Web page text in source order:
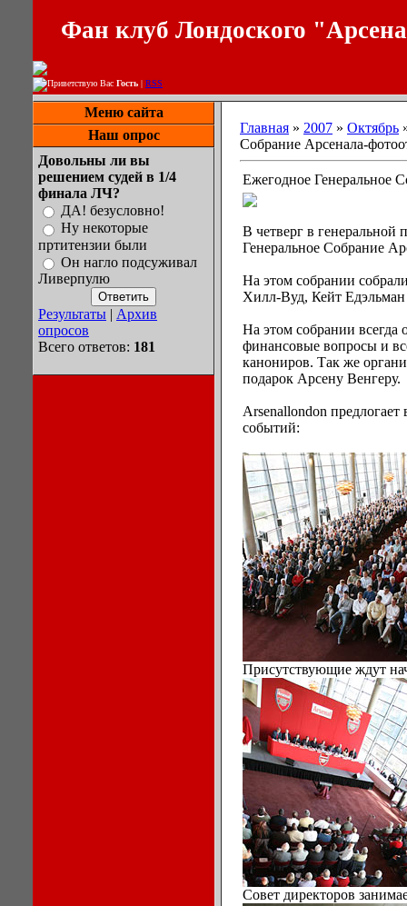
Фан клуб Лондоского
Приветствую Вас Гость | RSS
Меню сайта
Наш опрос
Довольны ли вы
решением судей в 1/4
финала ЛЧ?
ДА! безусловно!
Ну некоторые
пртитензии были
Он нагло подсуживал
Ливерпулю
Результаты | Архив
опросов
Всего ответов: 181
Главная » 2007 » Октябрь
Собрание Арсенала-
Ежегодное Генеральное
В четверг в генеральной
Генеральное Собрание
На этом собрании
Хилл-Вуд, Кейт
На этом собрании всегда
финансовые вопросы и
канониров. Так же
подарок Арсену Венгеру.
Arsenallondon
событий:
Присутствующие ждут
Совет директоров